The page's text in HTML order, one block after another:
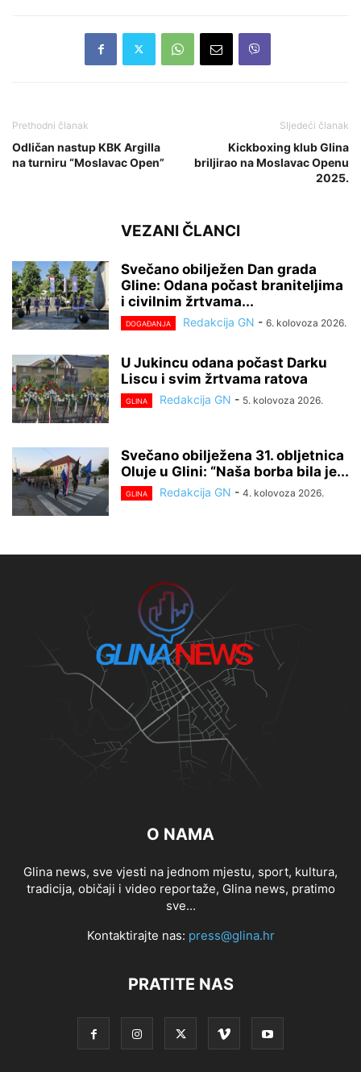
Prethodni članak
Odličan nastup KBK Argilla
na turniru “Moslavac Open”
Sljedeći članak
Kickboxing klub Glina
briljirao na Moslavac Openu
2025.
VEZANI ČLANCI
Svečano obilježen Dan grada
Gline: Odana počast braniteljima
i civilnim žrtvama...
DOGAĐANJA Redakcija GN - 6. kolovoza 2026.
U Jukincu odana počast Darku
Liscu i svim žrtvama ratova
GLINA Redakcija GN - 5. kolovoza 2026.
Svečano obilježena 31. obljetnica
Oluje u Glini: “Naša borba bila je...
GLINA Redakcija GN - 4. kolovoza 2026.
O NAMA
Glina news, sve vjesti na jednom mjestu, sport, kultura,
tradicija, običaji i video reportaže, Glina news, pratimo
sve...
Kontaktirajte nas: press@glina.hr
PRATITE NAS